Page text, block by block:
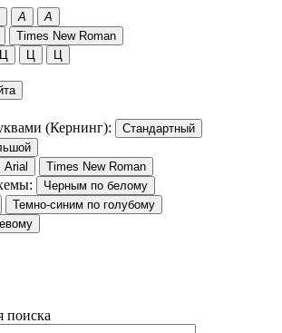
A A
Times New Roman
Ц Ц Ц
(Кернинг):
Стандартный
Arial Times New Roman
Черным по белому
Темно-синим по голубому
поиска